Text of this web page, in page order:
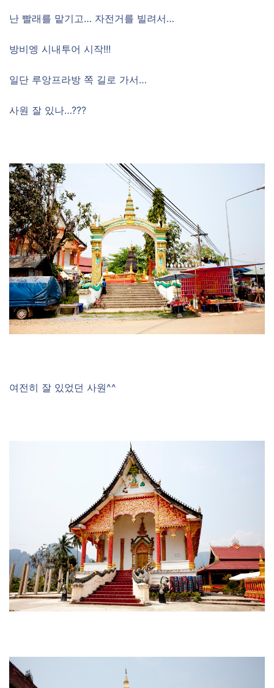
난 빨래를 맡기고… 자전거를 빌려서…
방비엥 시내투어 시작!!!
일단 루앙프라방 쪽 길로 가서…
사원 잘 있나…???
여전히 잘 있었던 사원^^